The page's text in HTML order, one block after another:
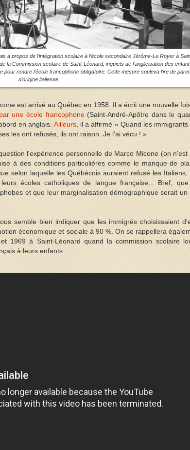
à propos de l'intégration scolaire à l’école secondaire Jérôme-Le Royer à
la Commission scolaire de Saint-Léonard, inquiets de l’anglicisation des
pour rendre l’école francophone obligatoire. Cette mesure souleva l'ire de
d'origine italienne.
est arrivé au Québec en 1958. Il a écrit une nouvelle
une école francophone(Saint-André-Apôtre dans le
en anglais.Ailleurs, il a affirmé « Quand les immigrants
les ont refusés, ils ont raison. Je l'ai vécu ! »
l'expérience personnelle de Marco Micone (on n'est
à des conditions particulières comme le manque de
selon laquelle les Québécois auraient refusé les Italiens,
écoles catholiques de langue française... Bref,
et que leur marginalisation démographique serait un
semble bien indiquer que les immigrés choisissaient
économique et sociale à 90 %. On se rappellera
1969 à Saint-Léonard quand la commission scolaire
à leurs enfants.